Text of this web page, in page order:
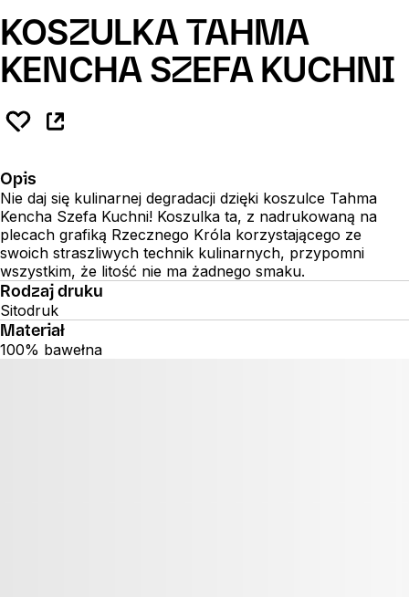
KOSZULKA TAHMA
KENCHA SZEFA KUCHNI
Opis
Nie daj się kulinarnej degradacji dzięki koszulce Tahma
Kencha Szefa Kuchni! Koszulka ta, z nadrukowaną na
plecach grafiką Rzecznego Króla korzystającego ze
swoich straszliwych technik kulinarnych, przypomni
wszystkim, że litość nie ma żadnego smaku.
Rodzaj druku
Sitodruk
Materiał
100% bawełna